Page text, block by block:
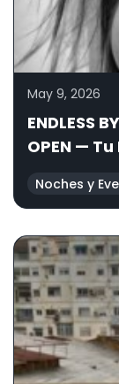
May 9, 2026
ENDLESS
OPEN —
Noches y